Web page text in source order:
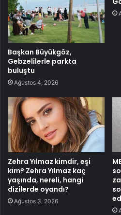
Başkan Büyükgöz,
Gebzelilerle parkta
buluştu
Ağustos 4, 2026
Zehra Yılmaz kimdir, eşi
kim? Zehra Yılmaz kaç
yaşında, nereli, hangi
dizilerde oyandı?
Ağustos 3, 2026